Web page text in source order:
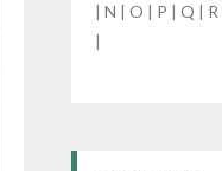
|N |O | P |Q | R
|